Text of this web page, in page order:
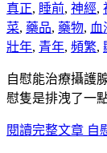
真正, 睡前, 神經,
菜, 藥品, 藥物, 血
壯年, 青年, 頻繁,
自慰能治療攝護
慰隻是排洩了一
閱讀完整文章 自